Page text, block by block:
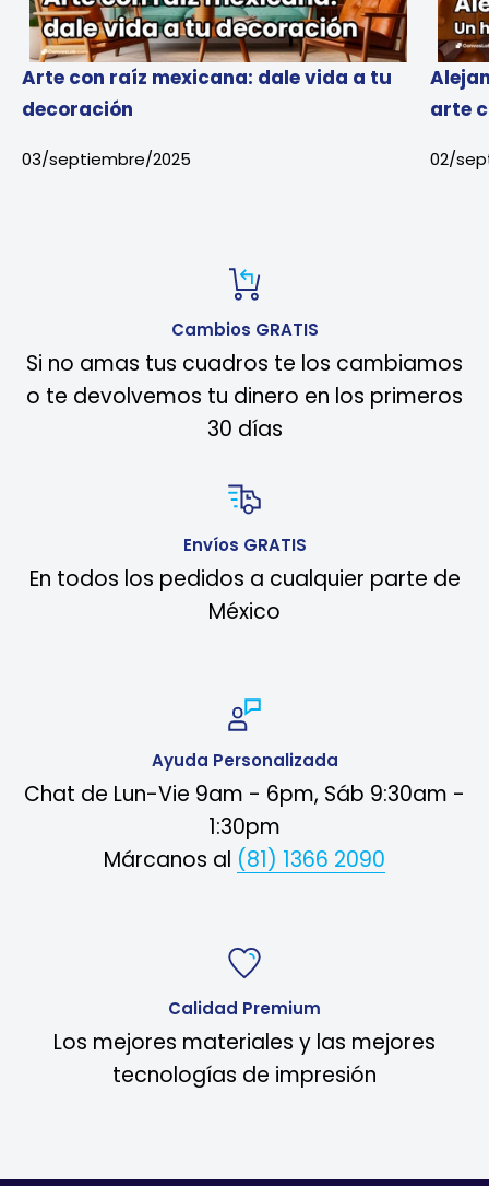
Arte con raíz mexicana: dale vida a tu
decoración
03/septiembre/2025
arte
02/
Cambios GRATIS
Si no amas tus cuadros te los cambiamos
o te devolvemos tu dinero en los primeros
30 días
Envíos GRATIS
En todos los pedidos a cualquier parte de
México
Ayuda Personalizada
Chat de Lun-Vie 9am - 6pm, Sáb 9:30am -
1:30pm
Márcanos al (81) 1366 2090
Calidad Premium
Los mejores materiales y las mejores
tecnologías de impresión